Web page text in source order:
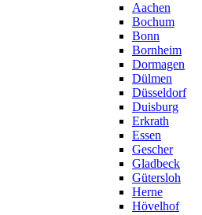
Aachen
Bochum
Bonn
Bornheim
Dormagen
Dülmen
Düsseldorf
Duisburg
Erkrath
Essen
Gescher
Gladbeck
Gütersloh
Herne
Hövelhof